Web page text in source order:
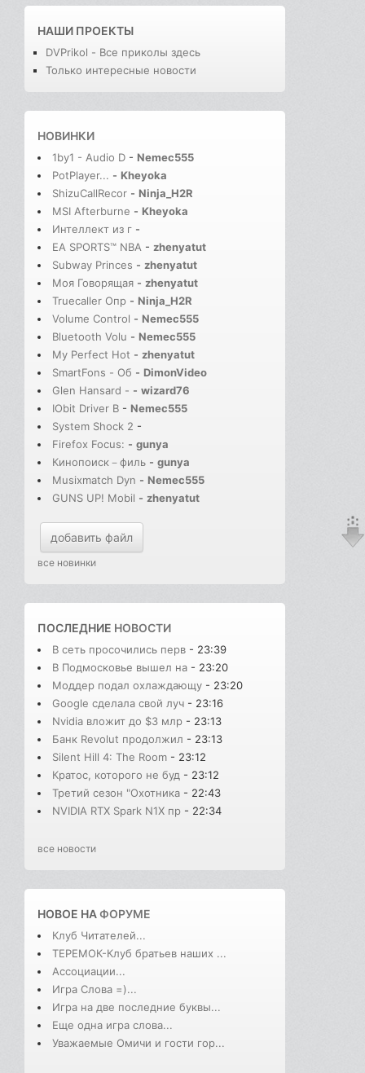
НАШИ ПРОЕКТЫ
DVPrikol - Все приколы здесь
Только интересные новости
НОВИНКИ
1by1 - Audio D - Nemec555
PotPlayer... - Kheyoka
ShizuCallRecor - Ninja_H2R
MSI Afterburne - Kheyoka
Интеллект из г -
EA SPORTS™ NBA - zhenyatut
Subway Princes - zhenyatut
Моя Говорящая - zhenyatut
Truecaller Опр - Ninja_H2R
Volume Control - Nemec555
Bluetooth Volu - Nemec555
My Perfect Hot - zhenyatut
SmartFons - Об - DimonVideo
Glen Hansard - - wizard76
IObit Driver B - Nemec555
System Shock 2 -
Firefox Focus: - gunya
Кинопоиск－филь - gunya
Musixmatch Dyn - Nemec555
GUNS UP! Mobil - zhenyatut
добавить файл
все новинки
ПОСЛЕДНИЕ НОВОСТИ
В сеть просочились перв - 23:39
В Подмосковье вышел на - 23:20
Моддер подал охлаждающу - 23:20
Google сделала свой луч - 23:16
Nvidia вложит до $3 млр - 23:13
Банк Revolut продолжил - 23:13
Silent Hill 4: The Room - 23:12
Кратос, которого не буд - 23:12
Третий сезон "Охотника - 22:43
NVIDIA RTX Spark N1X пр - 22:34
все новости
НОВОЕ НАФОРУМЕ
Клуб Читателей...
ТЕРЕМОК-Клуб братьев наших ...
Ассоциации...
Игра Слова =)...
Игра на две последние буквы...
Еще одна игра слова...
Уважаемые Омичи и гости гор...